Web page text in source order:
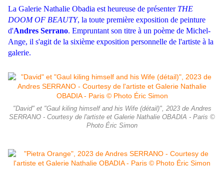
La Galerie Nathalie Obadia est heureuse de présenter THE
DOOM OF BEAUTY, la toute première exposition de peinture
d'Andres Serrano. Empruntant son titre à un poème de Michel-
Ange, il s'agit de la sixième exposition personnelle de l'artiste à la
galerie.
"David" et "Gaul kiling himself and his Wife (détail)", 2023 de Andres
SERRANO - Courtesy de l'artiste et Galerie Nathalie OBADIA - Paris ©
Photo Éric Simon